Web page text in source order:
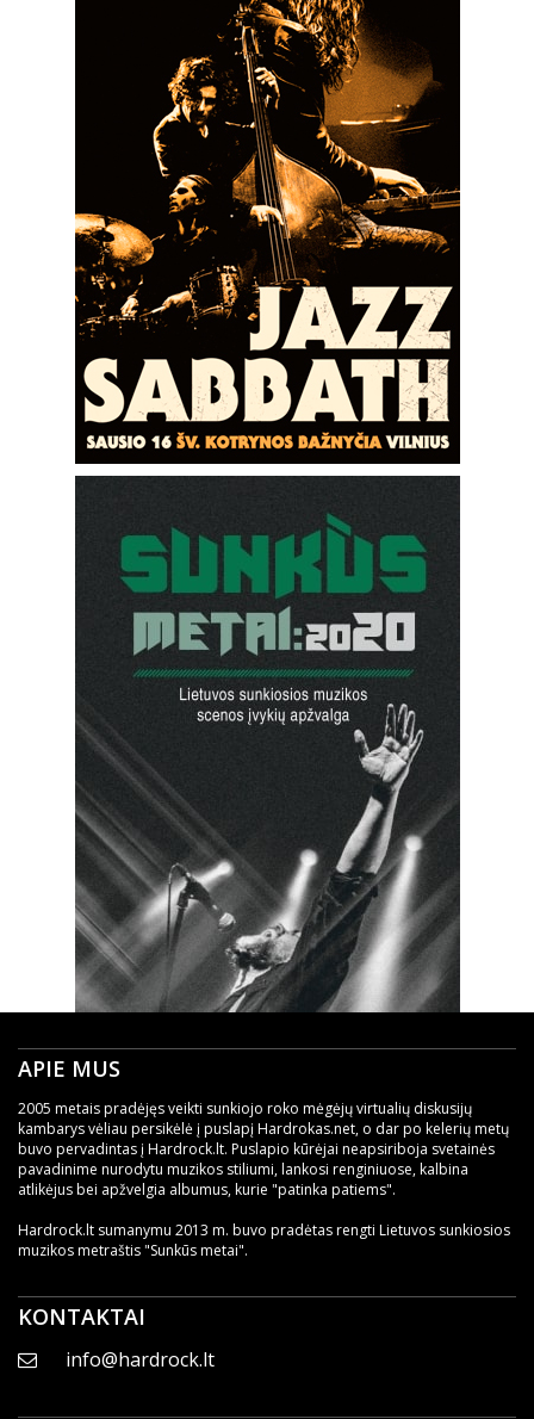
APIE MUS
2005 metais pradėjęs veikti sunkiojo roko mėgėjų virtualių diskusijų
kambarys vėliau persikėlė į puslapį Hardrokas.net, o dar po kelerių metų
buvo pervadintas į Hardrock.lt. Puslapio kūrėjai neapsiriboja svetainės
pavadinime nurodytu muzikos stiliumi, lankosi renginiuose, kalbina
atlikėjus bei apžvelgia albumus, kurie "patinka patiems".
Hardrock.lt sumanymu 2013 m. buvo pradėtas rengti Lietuvos sunkiosios
muzikos metraštis "Sunkūs metai".
KONTAKTAI
info@hardrock.lt